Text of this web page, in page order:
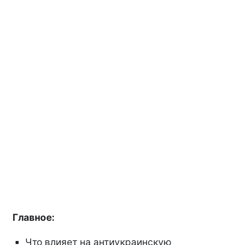
Главное:
Что влияет на антиукраинскую